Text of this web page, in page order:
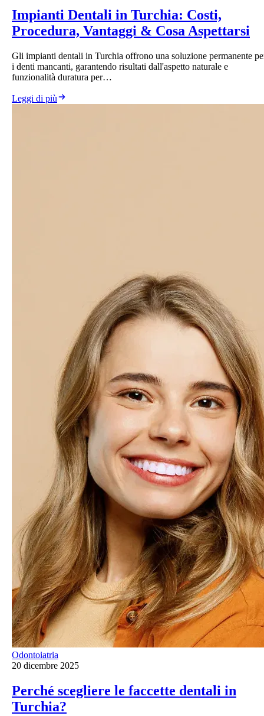
Impianti Dentali in Turchia: Costi,
Procedura, Vantaggi & Cosa Aspettarsi
Gli impianti dentali in Turchia offrono una soluzione permanente
i denti mancanti, garantendo risultati dall'aspetto naturale e
funzionalità duratura per…
Leggi di più
Odontoiatria
20 dicembre 2025
Perché scegliere le faccette dentali in
Turchia?